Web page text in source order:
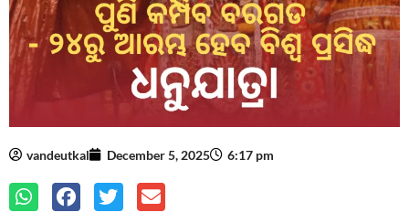
vandeutkal December 5, 2025 6:17 pm